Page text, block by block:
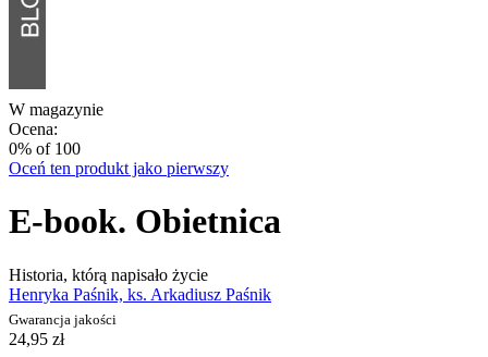
W magazynie
Ocena:
0% of 100
Oceń ten produkt jako pierwszy
E-book. Obietnica
Historia, którą napisało życie
Henryka Paśnik, ks. Arkadiusz Paśnik
Gwarancja jakości
24,95 zł